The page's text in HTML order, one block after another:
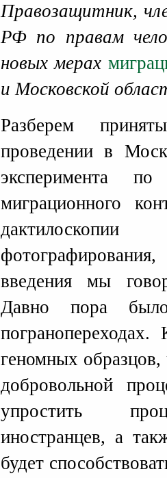
Правозащитник,
РФ по правам
новых мерах
и Московской
Разберем
проведении в
эксперимента
миграционного
введения мы
Давно пора
геномных
добровольной
упростить
иностранцев, а
будет